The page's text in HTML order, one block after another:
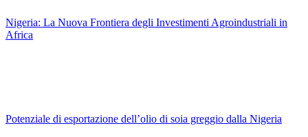
Nigeria: La Nuova Frontiera degli Investimenti Agroindustriali in
Africa
Potenziale di esportazione dell’olio di soia greggio dalla Nigeria